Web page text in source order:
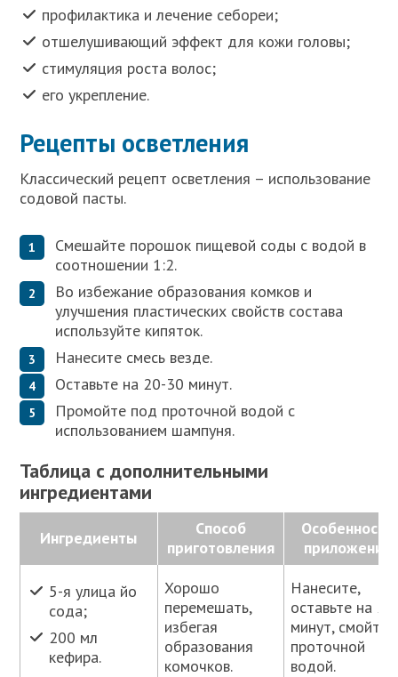
профилактика и лечение себореи;
отшелушивающий эффект для кожи головы;
стимуляция роста волос;
его укрепление.
Рецепты осветления
Классический рецепт осветления – использование
содовой пасты.
Смешайте порошок пищевой соды с водой в
соотношении 1:2.
Во избежание образования комков и
улучшения пластических свойств состава
используйте кипяток.
Нанесите смесь везде.
Оставьте на 20-30 минут.
Промойте под проточной водой с
использованием шампуня.
Таблица с дополнительными
ингредиентами
Ингредиенты
Способ
приготовления
Особенности
приложения
5-я улица йо
сода;
200 мл
кефира.
Хорошо
перемешать,
избегая
образования
комочков.
Нанесите,
оставьте на 20
минут, смойте
проточной
водой.